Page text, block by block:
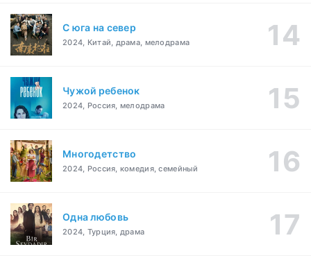
С юга на север
2024, Китай, драма, мелодрама
Чужой ребенок
2024, Россия, мелодрама
Многодетство
2024, Россия, комедия, семейный
Одна любовь
2024, Турция, драма